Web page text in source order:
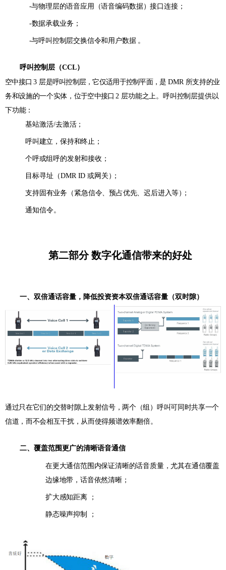
-与物理层的语音应用（语音编码数据）接口连接；
-数据承载业务；
-与呼叫控制层交换信令和用户数据 。
呼叫控制层（CCL）
空中接口3 层是呼叫控制层，它仅适用于控制平面，是 DMR 所支持的业
务和设施的一个实体，位于空中接口2 层功能之上。呼叫控制层提供以
下功能：
基站激活/去激活；
呼叫建立，保持和终止；
个呼或组呼的发射和接收；
目标寻址（DMR ID 或网关） ；
支持固有业务 （ 紧急信令、预占优先、迟后进入等） ；
通知信令。
第二部分 数字化通信带来的好处
一、双倍通话容量，降低投资资本双倍通话容量（双时隙）
通过只在它们的交替时隙上发射信号，两个（组 ）呼叫可同时共享一个
信道，而不会相互干扰，从而使得频谱效率翻倍。
二、覆盖范围更广的清晰语音通信
在更大通信范围内保证清晰的话音质量，尤其在通信覆盖
边缘地带，话音依然清晰；
扩大感知距离 ；
静态噪声抑制 ；